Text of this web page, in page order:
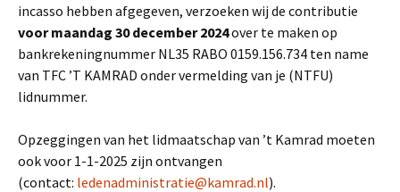
incasso hebben afgegeven, verzoeken wij de contributie
voor maandag 30 december 2024over te maken op
bankrekeningnummer NL35 RABO 0159.156.734 ten name
van TFC ’T KAMRAD onder vermelding van je (NTFU)
lidnummer.
Opzeggingen van het lidmaatschap van ’t Kamrad moeten
ook voor 1-1-2025 zijn ontvangen
(contact: ledenadministratie@kamrad.nl).